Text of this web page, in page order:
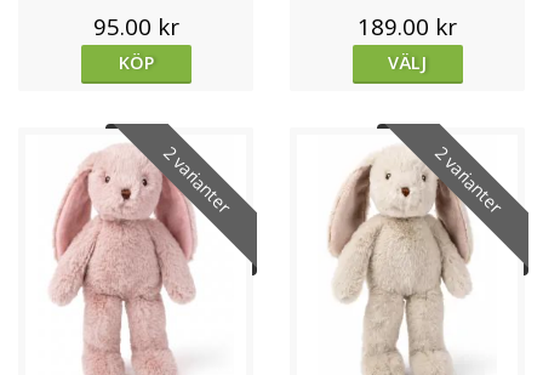
95.00 kr
KÖP
189.00 kr
VÄLJ
2 varianter 2 varianter